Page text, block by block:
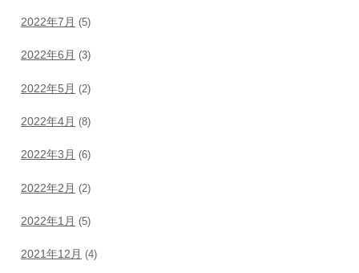
2022年7月 (5)
2022年6月 (3)
2022年5月 (2)
2022年4月 (8)
2022年3月 (6)
2022年2月 (2)
2022年1月 (5)
2021年12月 (4)